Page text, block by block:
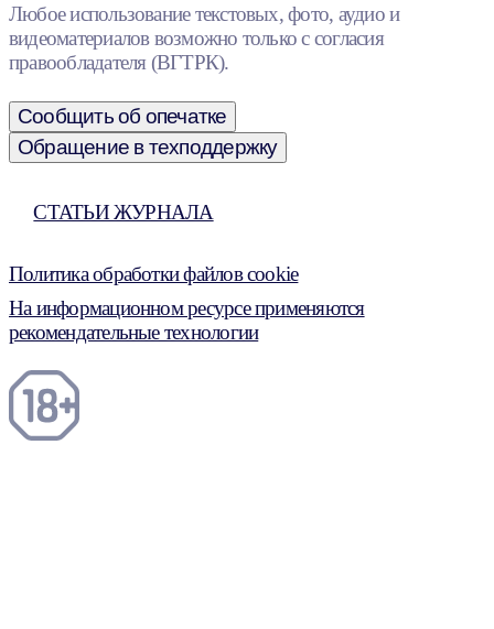
Любое использование текстовых, фото, аудио и
видеоматериалов возможно только с согласия
правообладателя (ВГТРК).
Сообщить об опечатке
Обращение в техподдержку
СТАТЬИ ЖУРНАЛА
Политика обработки файлов cookie
На информационном ресурсе применяются
рекомендательные технологии